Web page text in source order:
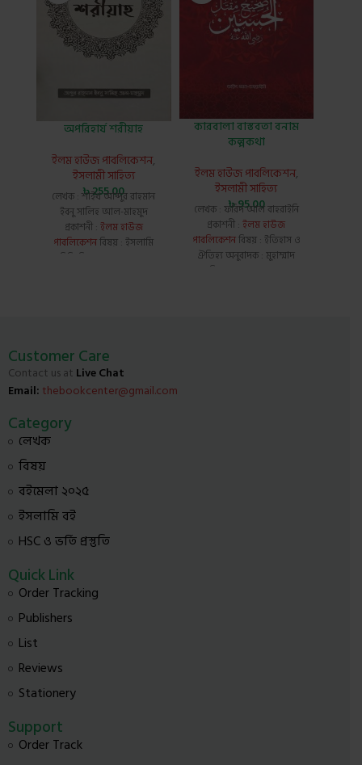
অপরিহার্য শরীয়াহ
ইলম হাউজ পাবলিকেশন,
ইসলামী সাহিত্য
৳255.00
লেখক : শাইখ আব্দুর রাহমান
ইবনু সালিহ আল-মাহমুদ
প্রকাশনী : ইলম হাউজ
পাবলিকেশনবিষয় : ইসলামি
বিধি-বিধান ও মাসআলা-
কারবালা বাস্তবতা বনাম
কল্পকথা
ইলম হাউজ পাবলিকেশন,
ইসলামী সাহিত্য
৳95.00
লেখক : ফরিদ আল বাহরাইনি
প্রকাশনী : ইলম হাউজ
পাবলিকেশনবিষয় : ইতিহাস ও
ঐতিহ্য অনুবাদক : মুহাম্মাদ
নাফিস নাওয়ার সম্পাদক :
Customer Care
Contact us at Live Chat
Email: thebookcenter@gmail.com
Category
লেখক
বিষয়
বইমেলা ২০২৫
ইসলামি বই
HSC ও ভর্তি প্রস্তুতি
Quick Link
Order Tracking
Publishers
List
Reviews
Stationery
Support
Order Track